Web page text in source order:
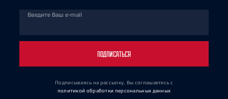
Введите Ваш e-mail
ПОДПИСАТЬСЯ
Подписываясь на рассылку, Вы соглашаетесь с
политикой обработки персональных данных